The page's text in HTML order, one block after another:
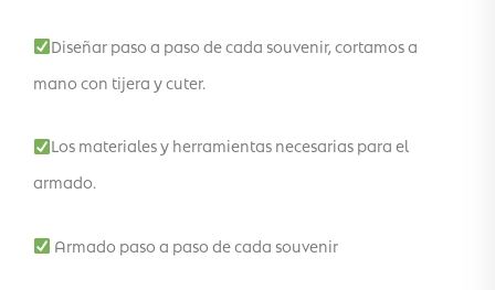
Diseñar paso a paso de cada souvenir, cortamos a
mano con tijera y cuter.
Los materiales y herramientas necesarias para el
armado.
Armado paso a paso de cada souvenir